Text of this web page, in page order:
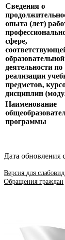
Сведения о
опыта (лет)
сфере,
образовательной
деятельности по
реализации
предметов,
дисциплин
Наименование
программы
Дата обновления
Версия для
Обращения граждан